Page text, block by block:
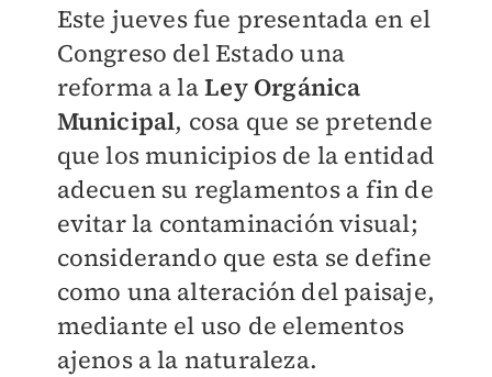
Este jueves fue presentada en el
Congreso del Estado una
reforma a laLey Orgánica
Municipal, cosa que se pretende
que los municipios de la entidad
adecuen su reglamentos a fin de
evitar la contaminación visual;
considerando que esta se define
como una alteración del paisaje,
mediante el uso de elementos
ajenos a la naturaleza.